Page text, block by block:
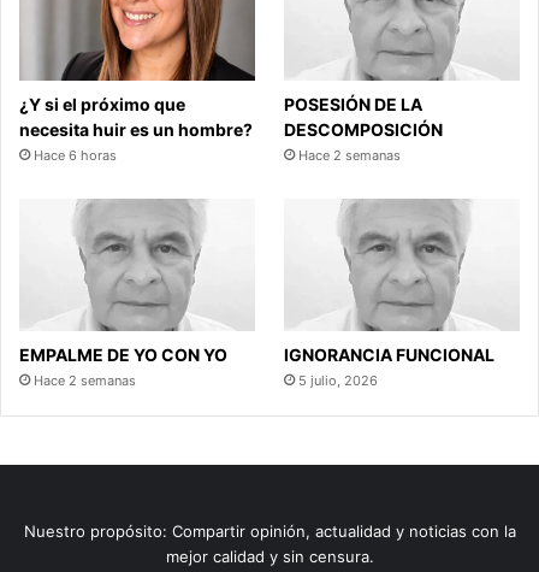
¿Y si el próximo que
necesita huir es un hombre?
Hace 6 horas
POSESIÓN DE LA
DESCOMPOSICIÓN
Hace 2 semanas
EMPALME DE YO CON YO
Hace 2 semanas
IGNORANCIA FUNCIONAL
5 julio, 2026
Nuestro propósito: Compartir opinión, actualidad y noticias con la
mejor calidad y sin censura.